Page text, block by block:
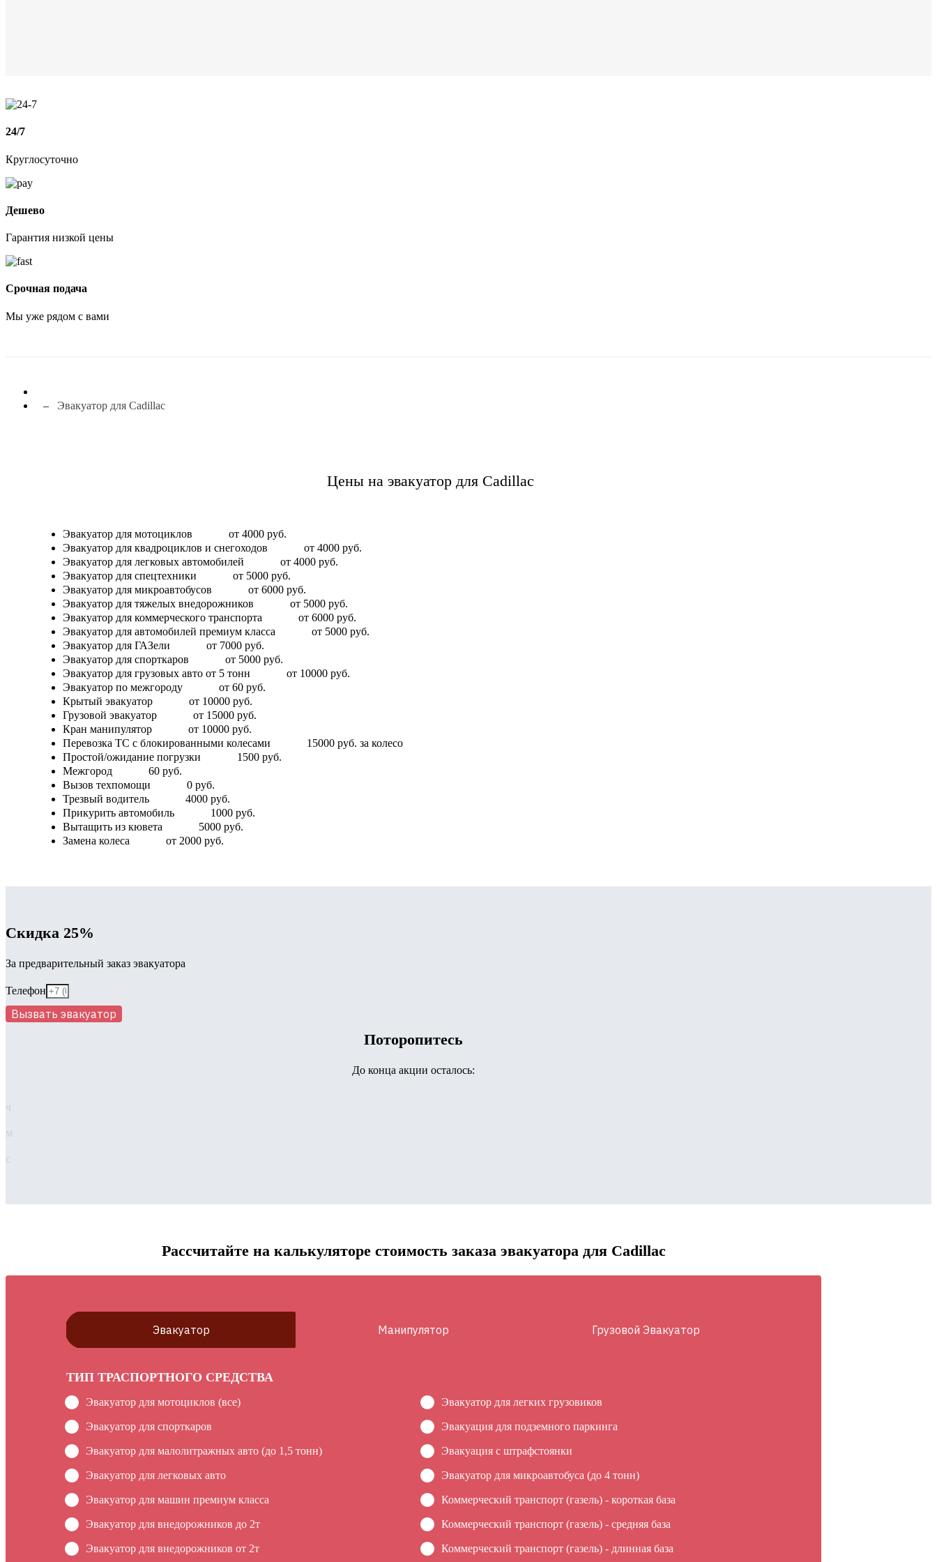
24/7
Круглосуточно
Дешево
Гарантия низкой цены
Срочная подача
Мы уже рядом с вами
Эвакуатор для Cadillac
Цены на эвакуатор для Cadillac
Эвакуатор для мотоциклов
от 4000 руб.
Эвакуатор для квадроциклов и снегоходов
от 4000 руб.
Эвакуатор для легковых автомобилей
от 4000 руб.
Эвакуатор для спецтехники
от 5000 руб.
Эвакуатор для микроавтобусов
от 6000 руб.
Эвакуатор для тяжелых внедорожников
от 5000 руб.
Эвакуатор для коммерческого транспорта
от 6000 руб.
Эвакуатор для автомобилей премиум класса
от 5000 руб.
Эвакуатор для ГАЗели
от 7000 руб.
Эвакуатор для спорткаров
от 5000 руб.
Эвакуатор для грузовых авто от 5 тонн
от 10000 руб.
Эвакуатор по межгороду
от 60 руб.
Крытый эвакуатор
от 10000 руб.
Грузовой эвакуатор
от 15000 руб.
Кран манипулятор
от 10000 руб.
Перевозка ТС с блокированными колесами
15000 руб. за колесо
Простой/ожидание погрузки
1500 руб.
Межгород
60 руб.
Вызов техпомощи
0 руб.
Трезвый водитель
4000 руб.
Прикурить автомобиль
1000 руб.
Вытащить из кювета
5000 руб.
Замена колеса
от 2000 руб.
Скидка 25%
За предварительный заказ эвакуатора
Телефон
Вызвать эвакуатор
Поторопитесь
До конца акции осталось:
ч
м
с
Рассчитайте на калькуляторе стоимость заказа эвакуатора для Cadillac
Эвакуатор Манипулятор Грузовой Эвакуатор
ТИП ТРАСПОРТНОГО СРЕДСТВА
Эвакуатор для мотоциклов (все)
Эвакуатор для спорткаров
Эвакуатор для малолитражных авто (до 1,5 тонн)
Эвакуатор для легковых авто
Эвакуатор для машин премиум класса
Эвакуатор для внедорожников до 2т
Эвакуатор для внедорожников от 2т
Эвакуатор для легких грузовиков
Эвакуация для подземного паркинга
Эвакуация c штрафстоянки
Эвакуатор для микроавтобуса (до 4 тонн)
Коммерческий транспорт (газель) - короткая база
Коммерческий транспорт (газель) - средняя база
Коммерческий транспорт (газель) - длинная база